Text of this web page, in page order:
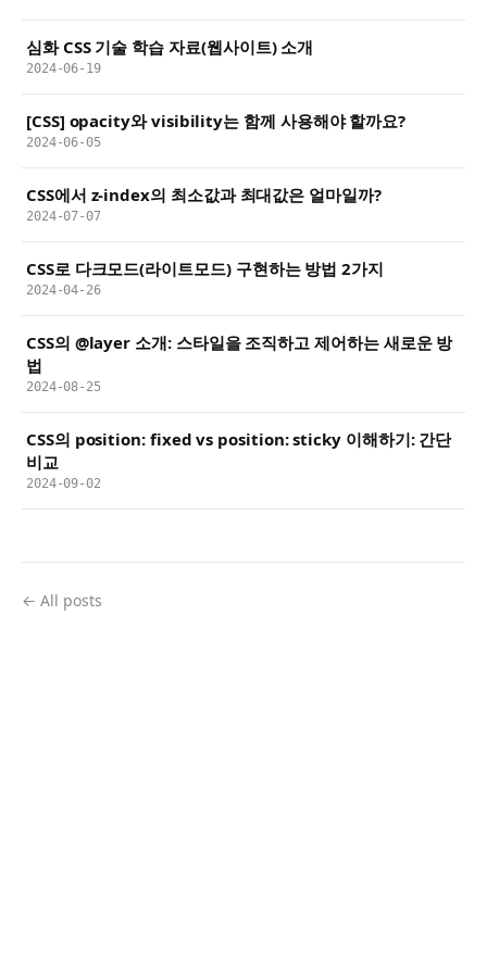
심화 CSS 기술 학습 자료(웹사이트) 소개
2024-06-19
[CSS] opacity와 visibility는 함께 사용해야 할까요?
2024-06-05
CSS에서 z-index의 최소값과 최대값은 얼마일까?
2024-07-07
CSS로 다크모드(라이트모드) 구현하는 방법 2가지
2024-04-26
CSS의 @layer 소개: 스타일을 조직하고 제어하는 새로운 방
법
2024-08-25
CSS의 position: fixed vs position: sticky 이해하기: 간단
비교
2024-09-02
← All posts